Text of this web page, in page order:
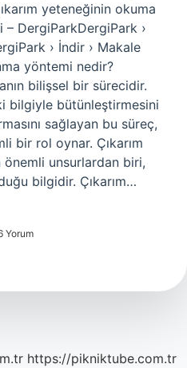
yeteneğinin okuma
DergiParkDergiPark ›
› İndir › Makale
yöntemi nedir?
bilişsel bir sürecidir.
bilgiyle bütünleştirmesini
sağlayan bu süreç,
bir rol oynar. Çıkarım
unsurlardan biri,
bilgidir. Çıkarım…
Yorum
https://pikniktube.com.tr